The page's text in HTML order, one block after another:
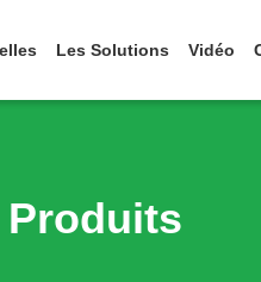
Les Solutions Vidéo
Produits